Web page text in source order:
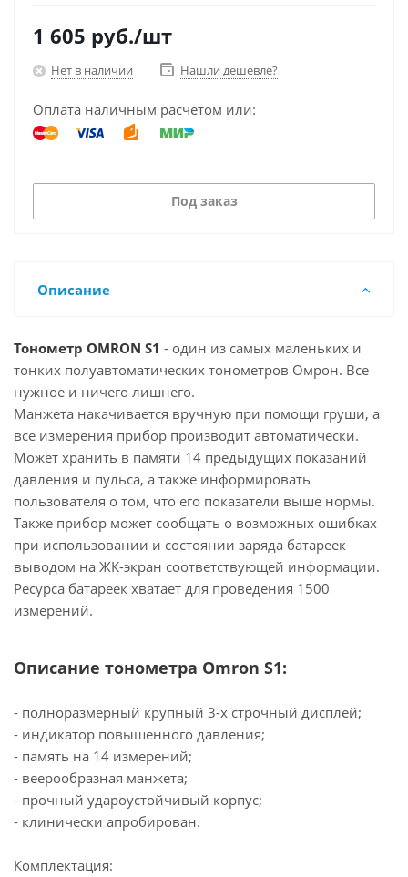
1 605 руб./шт
Нет в наличии Нашли дешевле?
Оплата наличным расчетом или:
Под заказ
Описание
Тонометр OMRON S1 - один из самых маленьких и
тонких полуавтоматических тонометров Омрон. Все
нужное и ничего лишнего.
Манжета накачивается вручную при помощи груши, а
все измерения прибор производит автоматически.
Может хранить в памяти 14 предыдущих показаний
давления и пульса, а также информировать
пользователя о том, что его показатели выше нормы.
Также прибор может сообщать о возможных ошибках
при использовании и состоянии заряда батареек
выводом на ЖК-экран соответствующей информации.
Ресурса батареек хватает для проведения 1500
измерений.
Описание тонометра Omron S1:
- полноразмерный крупный 3-х строчный дисплей;
- индикатор повышенного давления;
- память на 14 измерений;
- веерообразная манжета;
- прочный удароустойчивый корпус;
- клинически апробирован.
Комплектация: